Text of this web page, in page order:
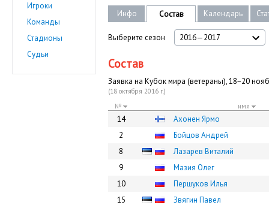
Игроки
Команды
Стадионы
Судьи
Инфо Состав Календарь
Выберите сезон 2016—2017
Состав
Заявка на Кубок мира (ветераны), 18−20
(18 октября 2016 г.)
№
имя
14
Ахонен Ярмо
2
Бойцов Андрей
8
Лазарев Виталий
9
Мазия Олег
10
Першуков Илья
15
Звягин Павел